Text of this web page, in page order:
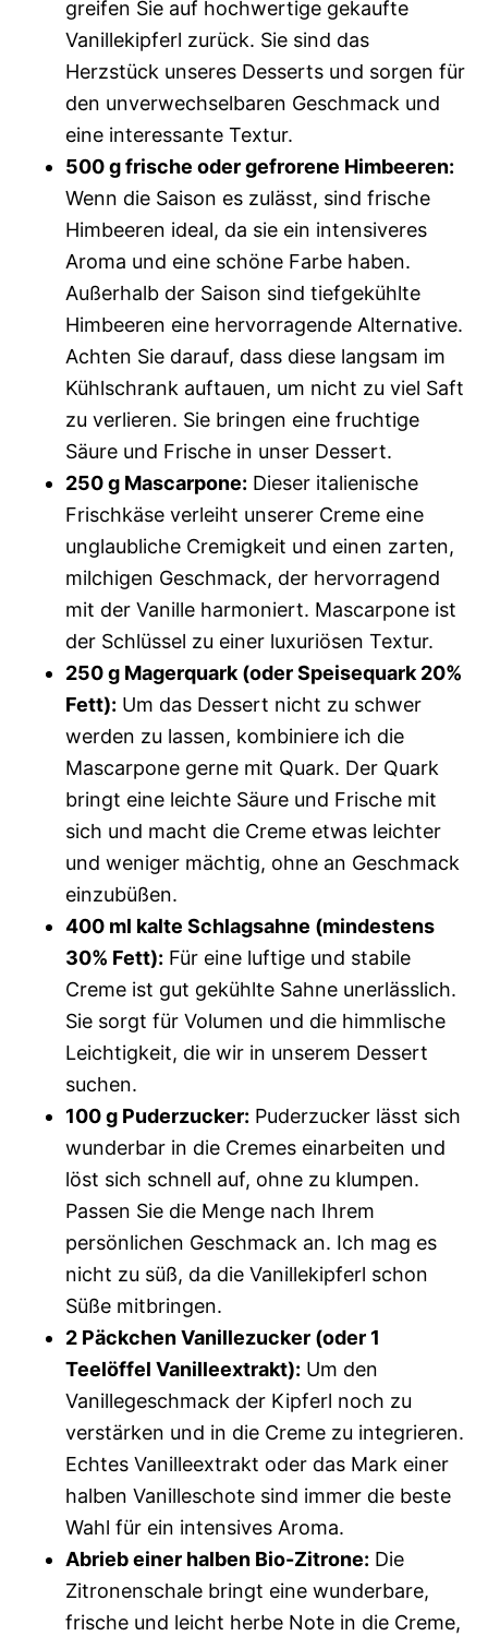
greifen Sie auf hochwertige gekaufte
Vanillekipferl zurück. Sie sind das
Herzstück unseres Desserts und sorgen für
den unverwechselbaren Geschmack und
eine interessante Textur.
500 g frische oder gefrorene Himbeeren:
Wenn die Saison es zulässt, sind frische
Himbeeren ideal, da sie ein intensiveres
Aroma und eine schöne Farbe haben.
Außerhalb der Saison sind tiefgekühlte
Himbeeren eine hervorragende Alternative.
Achten Sie darauf, dass diese langsam im
Kühlschrank auftauen, um nicht zu viel Saft
zu verlieren. Sie bringen eine fruchtige
Säure und Frische in unser Dessert.
250 g Mascarpone: Dieser italienische
Frischkäse verleiht unserer Creme eine
unglaubliche Cremigkeit und einen zarten,
milchigen Geschmack, der hervorragend
mit der Vanille harmoniert. Mascarpone ist
der Schlüssel zu einer luxuriösen Textur.
250 g Magerquark (oder Speisequark 20%
Fett): Um das Dessert nicht zu schwer
werden zu lassen, kombiniere ich die
Mascarpone gerne mit Quark. Der Quark
bringt eine leichte Säure und Frische mit
sich und macht die Creme etwas leichter
und weniger mächtig, ohne an Geschmack
einzubüßen.
400 ml kalte Schlagsahne (mindestens
30% Fett): Für eine luftige und stabile
Creme ist gut gekühlte Sahne unerlässlich.
Sie sorgt für Volumen und die himmlische
Leichtigkeit, die wir in unserem Dessert
suchen.
100 g Puderzucker: Puderzucker lässt sich
wunderbar in die Cremes einarbeiten und
löst sich schnell auf, ohne zu klumpen.
Passen Sie die Menge nach Ihrem
persönlichen Geschmack an. Ich mag es
nicht zu süß, da die Vanillekipferl schon
Süße mitbringen.
2 Päckchen Vanillezucker (oder 1
Teelöffel Vanilleextrakt): Um den
Vanillegeschmack der Kipferl noch zu
verstärken und in die Creme zu integrieren.
Echtes Vanilleextrakt oder das Mark einer
halben Vanilleschote sind immer die beste
Wahl für ein intensives Aroma.
Abrieb einer halben Bio-Zitrone: Die
Zitronenschale bringt eine wunderbare,
frische und leicht herbe Note in die Creme,